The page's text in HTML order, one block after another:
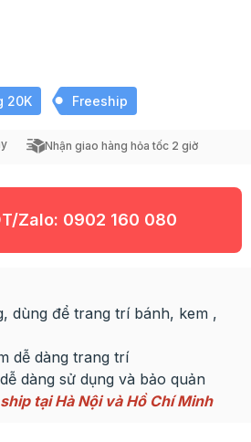
20K Freeship
Nhận giao hàng hỏa tốc 2 giờ
Zalo: 0902 160 080
dùng để trang trí bánh, kem ,
dễ dàng trang trí
dàng sử dụng và bảo quản
tại Hà Nội và Hồ Chí Minh